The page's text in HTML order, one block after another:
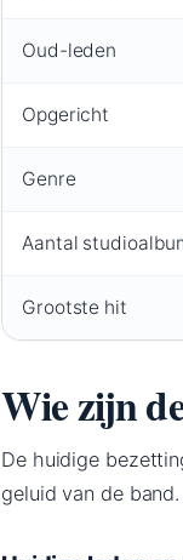
Oud-leden
Opgericht
Genre
Aantal
Grootste hit
Wie zijn
De huidige
geluid van de